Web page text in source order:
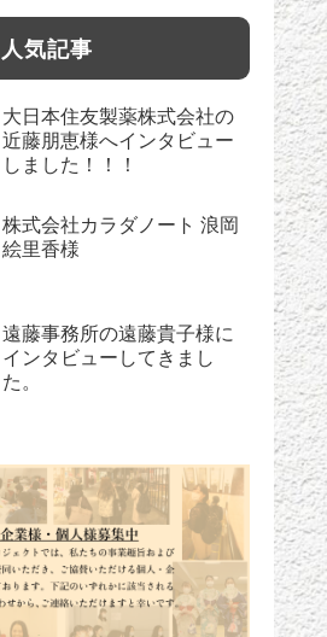
人気記事
大日本住友製薬株式会社の
近藤朋恵様へインタビュー
しました！！！
株式会社カラダノート 浪岡
絵里香様
遠藤事務所の遠藤貴子様に
インタビューしてきまし
た。